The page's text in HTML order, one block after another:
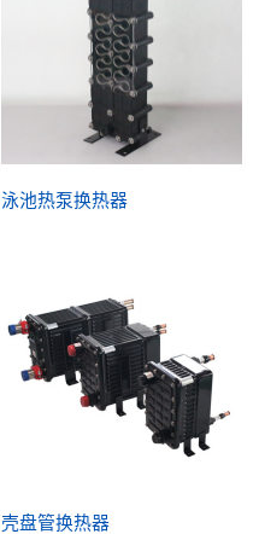
泳池热泵换热器
壳盘管换热器